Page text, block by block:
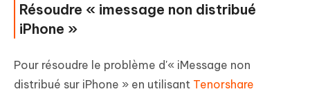
Résoudre « imessage non distribué
iPhone »
Pour résoudre le problème d'« iMessage non
distribué sur iPhone » en utilisant Tenorshare